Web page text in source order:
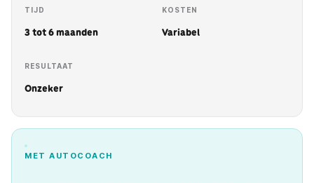
TIJD
3 tot 6 maanden
KOSTEN
Variabel
RESULTAAT
Onzeker
MET AUTOCOACH